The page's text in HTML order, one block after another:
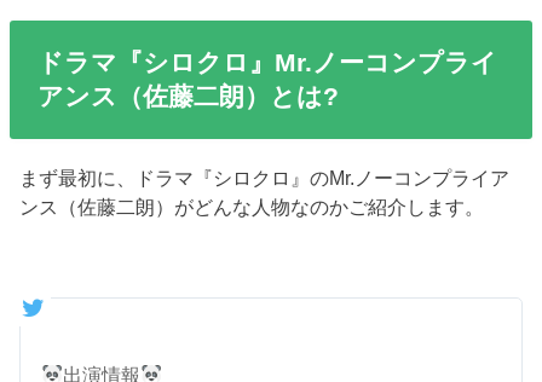
ドラマ『シロクロ』Mr.ノーコンプライ
アンス（佐藤二朗）とは?
まず最初に、ドラマ『シロクロ』のMr.ノーコンプライア
ンス（佐藤二朗）がどんな人物なのかご紹介します。
出演情報